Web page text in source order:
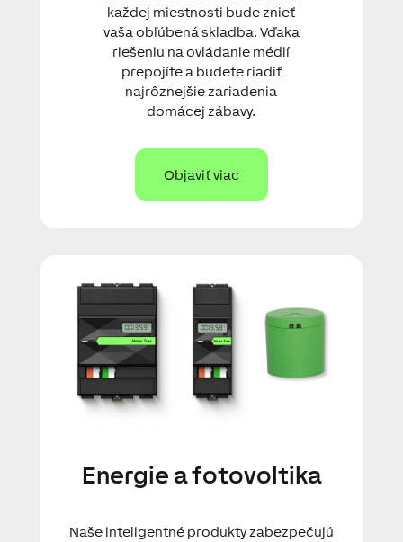
každej miestnosti bude znieť
vaša obľúbená skladba. Vďaka
riešeniu na ovládanie médií
prepojíte a budete riadiť
najrôznejšie zariadenia
domácej zábavy.
Objaviť viac
Energie a fotovoltika
Naše inteligentné produkty zabezpečujú